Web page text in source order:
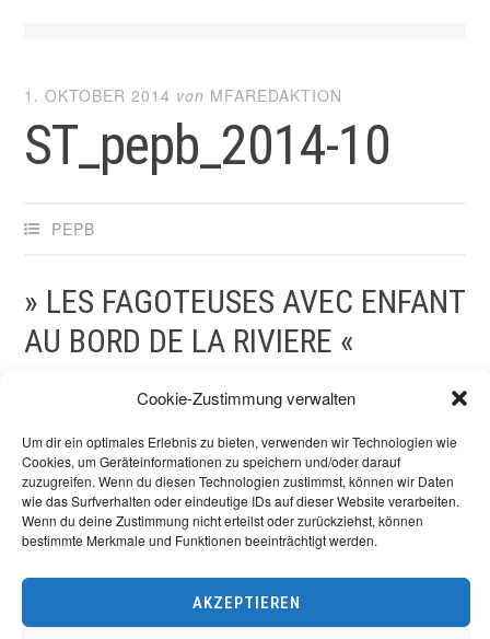
Cookie-Zustimmung verwalten
Um dir ein optimales Erlebnis zu bieten, verwenden wir Technologien wie
Cookies, um Geräteinformationen zu speichern und/oder darauf
zuzugreifen. Wenn du diesen Technologien zustimmst, können wir Daten
wie das Surfverhalten oder eindeutige IDs auf dieser Website verarbeiten.
Wenn du deine Zustimmung nicht erteilst oder zurückziehst, können
bestimmte Merkmale und Funktionen beeinträchtigt werden.
AKZEPTIEREN
1. OKTOBER 2014 von MFAREDAKTION
ST_pepb_2014-10
PEPB
» LES FAGOTEUSES AVEC ENFANT
AU BORD DE LA RIVIERE «
Toile, 50×65 cm, sbg
Beitrags-